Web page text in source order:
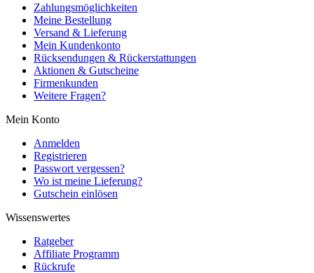
Zahlungsmöglichkeiten
Meine Bestellung
Versand & Lieferung
Mein Kundenkonto
Rücksendungen & Rückerstattungen
Aktionen & Gutscheine
Firmenkunden
Weitere Fragen?
Mein Konto
Anmelden
Registrieren
Passwort vergessen?
Wo ist meine Lieferung?
Gutschein einlösen
Wissenswertes
Ratgeber
Affiliate Programm
Rückrufe